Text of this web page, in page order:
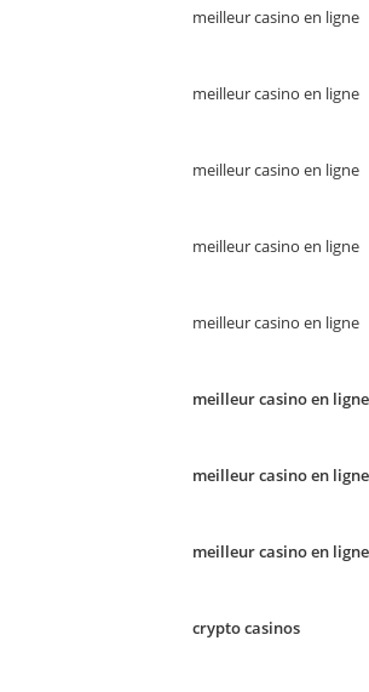
meilleur casino en ligne
meilleur casino en ligne
meilleur casino en ligne
meilleur casino en ligne
meilleur casino en ligne
meilleur casino en ligne
meilleur casino en ligne
meilleur casino en ligne
crypto casinos